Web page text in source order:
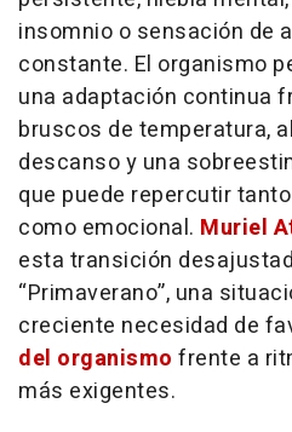
insomnio o sensación de
constante. El organismo
una adaptación continua
bruscos de temperatura,
descanso y una
que puede repercutir
como emocional. Muriel
esta transición
“Primaverano”, una
creciente necesidad de
del organismo frente a
más exigentes.